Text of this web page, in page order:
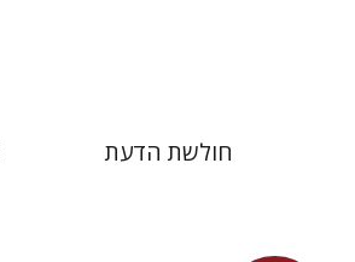
חולשת הדעת